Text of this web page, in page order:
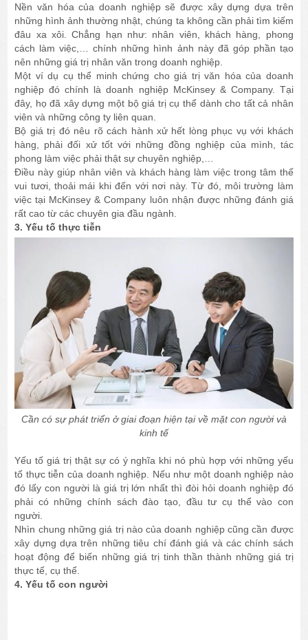
Nền văn hóa của doanh nghiệp sẽ được xây dựng dựa trên
những hình ảnh thường nhật, chúng ta không cần phải tìm kiếm
đâu xa xôi. Chẳng hạn như: nhân viên, khách hàng, phong
cách làm việc,… chính những hình ảnh này đã góp phần tạo
nên những giá trị nhân văn trong doanh nghiệp.
Một ví dụ cụ thể minh chứng cho giá trị văn hóa của doanh
nghiệp đó chính là doanh nghiệp McKinsey & Company. Tại
đây, họ đã xây dựng một bộ giá trị cụ thể dành cho tất cả nhân
viên và những công ty liên quan.
Bộ giá trị đó nêu rõ cách hành xử hết lòng phục vụ với khách
hàng, phải đối xử tốt với những đồng nghiệp của mình, tác
phong làm việc phải thật sự chuyên nghiệp,…
Điều này giúp nhân viên và khách hàng làm việc trong tâm thế
vui tươi, thoải mái khi đến với nơi này. Từ đó, môi trường làm
việc tại McKinsey & Company luôn nhận được những đánh giá
rất cao từ các chuyên gia đầu ngành.
3. Yếu tố thực tiễn
Cần có sự phát triển ở giai đoạn hiện tại về mặt con người và
kinh tế
Yếu tố giá trị thật sự có ý nghĩa khi nó phù hợp với những yếu
tố thực tiễn của doanh nghiệp. Nếu như một doanh nghiệp nào
đó lấy con người là giá trị lớn nhất thì đòi hỏi doanh nghiệp đó
phải có những chính sách đào tạo, đầu tư cụ thể vào con
người.
Nhìn chung những giá trị nào của doanh nghiệp cũng cần được
xây dựng dựa trên những tiêu chí đánh giá và các chính sách
hoạt động để biến những giá trị tinh thần thành những giá trị
thực tế, cụ thể.
4. Yếu tố con người